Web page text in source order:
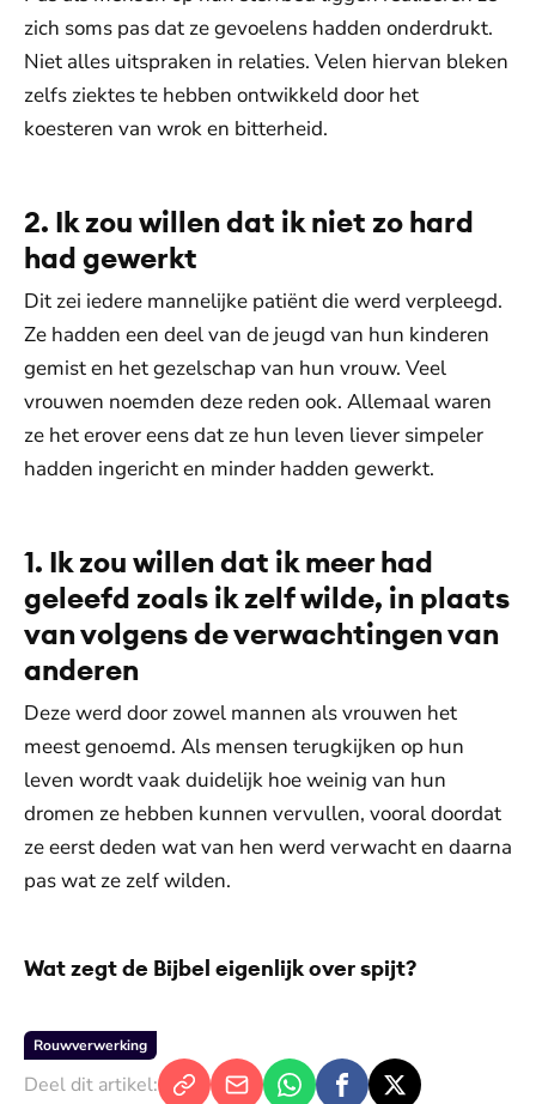
zich soms pas dat ze gevoelens hadden onderdrukt.
Niet alles uitspraken in relaties. Velen hiervan bleken
zelfs ziektes te hebben ontwikkeld door het
koesteren van wrok en bitterheid.
2. Ik zou willen dat ik niet zo hard
had gewerkt
Dit zei iedere mannelijke patiënt die werd verpleegd.
Ze hadden een deel van de jeugd van hun kinderen
gemist en het gezelschap van hun vrouw. Veel
vrouwen noemden deze reden ook. Allemaal waren
ze het erover eens dat ze hun leven liever simpeler
hadden ingericht en minder hadden gewerkt.
1. Ik zou willen dat ik meer had
geleefd zoals ik zelf wilde, in plaats
van volgens de verwachtingen van
anderen
Deze werd door zowel mannen als vrouwen het
meest genoemd. Als mensen terugkijken op hun
leven wordt vaak duidelijk hoe weinig van hun
dromen ze hebben kunnen vervullen, vooral doordat
ze eerst deden wat van hen werd verwacht en daarna
pas wat ze zelf wilden.
Watzegt de Bijbel eigenlijk over spijt?
Rouwverwerking
Deel dit artikel: